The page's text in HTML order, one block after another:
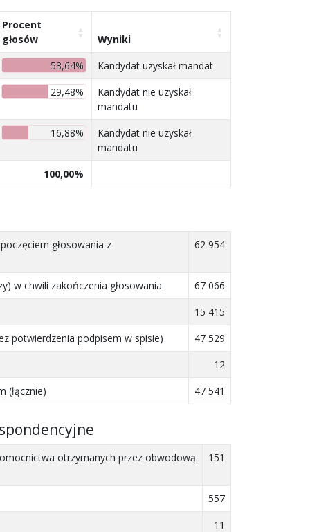
Procent
głosów
Wyniki
53,64%
Kandydat uzyskał mandat
29,48%
Kandydat nie uzyskał
mandatu
16,88%
Kandydat nie uzyskał
mandatu
100,00%
głosowania z 62 954
w chwili zakończenia głosowania
67 066
15 415
potwierdzenia podpisem w spisie)
47 529
12
(łącznie)
47 541
otrzymanych przez obwodową 151
557
11